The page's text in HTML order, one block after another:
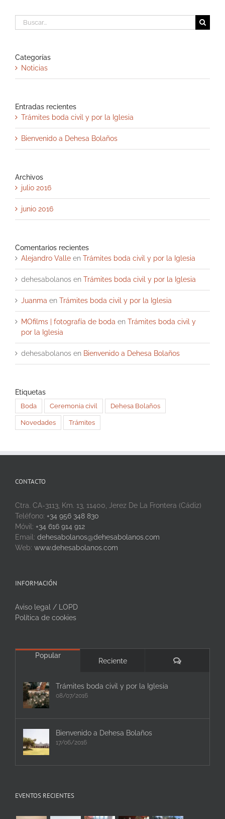
Buscar:
Categorías
Noticias
Entradas recientes
Trámites boda civil y por la Iglesia
Bienvenido a Dehesa Bolaños
Archivos
julio 2016
junio 2016
Comentarios recientes
Alejandro Valle en Trámites boda civil y por la Iglesia
dehesabolanos en Trámites boda civil y por la Iglesia
Juanma en Trámites boda civil y por la Iglesia
MOfilms | fotografía de boda en Trámites boda civil y
por la Iglesia
dehesabolanos en Bienvenido a Dehesa Bolaños
Etiquetas
Boda Ceremonia civil Dehesa Bolaños
Novedades Trámites
CONTACTO
Ctra. CA-3113, Km. 13, 11400, Jerez De La Frontera (Cádiz)
Teléfono: +34 956 348 830
Móvil: +34 616 914 912
Email: dehesabolanos@dehesabolanos.com
Web: www.dehesabolanos.com
INFORMACIÓN
Aviso legal / LOPD
Política de cookies
Popular
Reciente Comentarios
Trámites boda civil y por la Iglesia
08/07/2016
Bienvenido a Dehesa Bolaños
17/06/2016
EVENTOS RECIENTES